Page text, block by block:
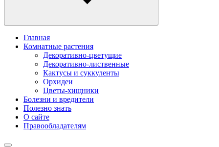
Главная
Комнатные растения
Декоративно-цветущие
Декоративно-лиственные
Кактусы и суккуленты
Орхидеи
Цветы-хищники
Болезни и вредители
Полезно знать
О сайте
Правообладателям